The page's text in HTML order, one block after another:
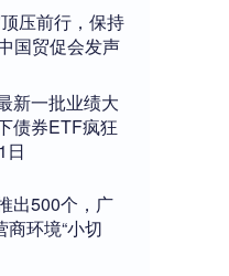
压前行，保持
国贸促会发声
新一批业绩大
债券ETF疯狂
日
出500个，广
环境“小切